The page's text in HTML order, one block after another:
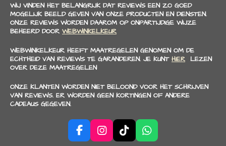
WIJ VINDEN HET BELANGRIJK DAT REVIEWS EEN ZO GOED
MOGELIJK BEELD GEVEN VAN ONZE PRODUCTEN EN DIENSTEN.
ONZE REVIEWS WORDEN DAAROM OP ONPARTIJDIGE WIJZE
BEHEERD DOOR WEBWINKELKEUR
WEBWINKELKEUR HEEFT MAATREGELEN GENOMEN OM DE
ECHTHEID VAN REVIEWS TE GARANDEREN. JE KUNT HIER LEZEN
OVER DEZE MAATREGELEN
ONZE KLANTEN WORDEN NIET BELOOND VOOR HET SCHRIJVEN
VAN REVIEWS. ER WORDEN GEEN KORTINGEN OF ANDERE
CADEAUS GEGEVEN.
F
I
T
W